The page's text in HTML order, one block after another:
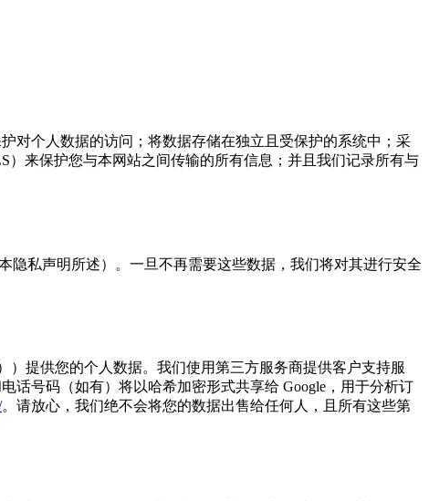
对个人数据的访问；将数据存储在独立且受保护的系统中；采
来保护您与本网站之间传输的所有信息；并且我们记录所有与
私声明所述）。一旦不再需要这些数据，我们将对其进行安全
）提供您的个人数据。我们使用第三方服务商提供客户支持服
话号码（如有）将以哈希加密形式共享给 Google，用于分析订
。请放心，我们绝不会将您的数据出售给任何人，且所有这些第